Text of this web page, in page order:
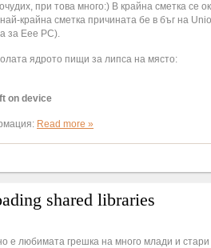
при това много:) В крайна сметка се
крайна сметка причината бе в бъг на
за Eee PC).
ядрото пищи за липса на място:
on device
Read more »
shared libraries
е любимата грешка на много млади и